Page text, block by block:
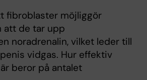
fibroblaster möjliggör
att de tar upp
noradrenalin, vilket leder till
vidgas. Hur effektiv
beror på antalet